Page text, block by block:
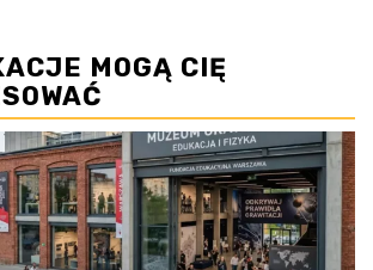
MOGĄ CIĘ